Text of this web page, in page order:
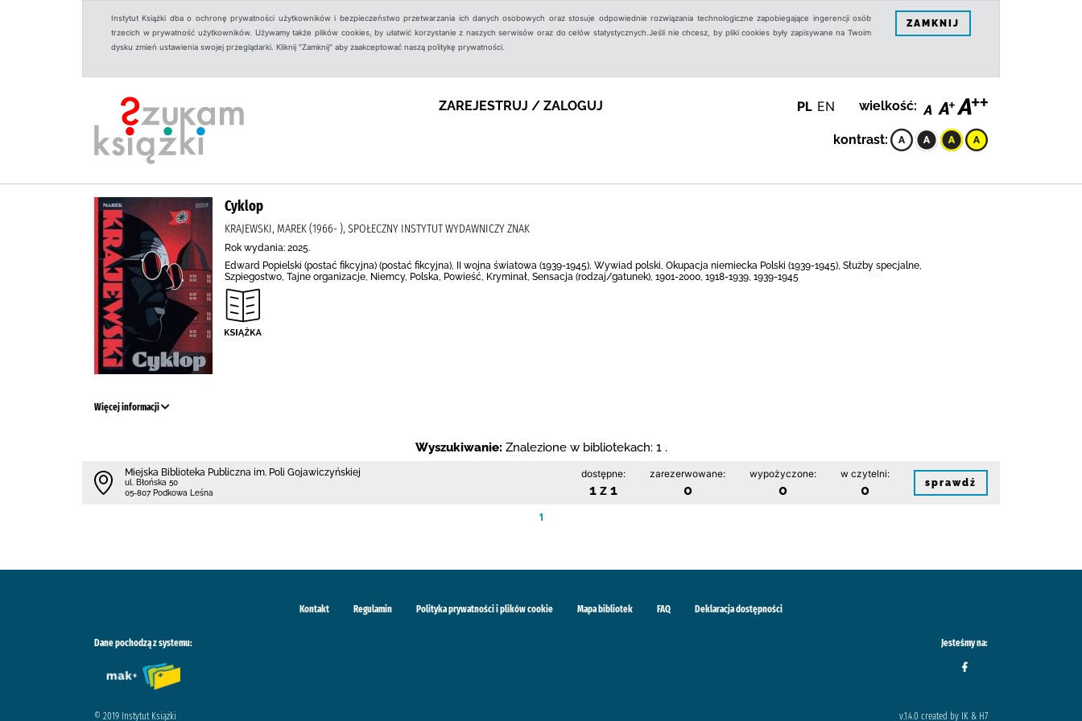
Instytut Książki dba o ochronę prywatności użytkowników i bezpieczeństwo przetwarzania ich danych osobowych oraz stosuje odpowiednie rozwiązania technologiczne zapobiegające ingerencji osób
trzecich w prywatność użytkowników. Używamy także plików cookies, by ułatwić korzystanie z naszych serwisów oraz do celów statystycznych.Jeśli nie chcesz, by pliki cookies były zapisywane na Twoim
dysku zmień ustawienia swojej przeglądarki. Kliknij "Zamknij" aby zaakceptować naszą politykę prywatności.
ZAMKNIJ
ZAREJESTRUJ / ZALOGUJ PL EN wielkość:
kontrast:
Cyklop
KRAJEWSKI, MAREK (1966- ), SPOŁECZNY INSTYTUT WYDAWNICZY ZNAK
Rok wydania: 2025.
Edward Popielski (postać fikcyjna) (postać fikcyjna), II wojna światowa (1939-1945), Wywiad polski, Okupacja niemiecka Polski (1939-1945), Służby specjalne,
Szpiegostwo, Tajne organizacje, Niemcy, Polska, Powieść, Kryminał, Sensacja (rodzaj/gatunek), 1901-2000, 1918-1939, 1939-1945
Więcej informacji
Wyszukiwanie: Znalezione w bibliotekach: 1 .
Miejska Biblioteka Publiczna im. Poli Gojawiczyńskiej
ul. Błońska 50
05-807 Podkowa Leśna
dostępne:
1 z 1
zarezerwowane:
0
wypożyczone:
0
w czytelni:
0 sprawdź
1
Kontakt Regulamin Polityka prywatności i plików cookie Mapa bibliotek FAQ Deklaracja dostępności
Dane pochodzą z systemu: Jesteśmy na:
© 2019 Instytut Książki v.1.4.0 created by IK & H7